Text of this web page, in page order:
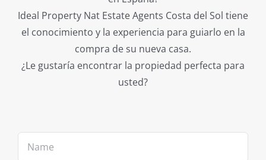
Ideal Property Nat Estate Agents Costa del Sol tiene
el conocimiento y la experiencia para guiarlo en la
compra de su nueva casa.
¿Le gustaría encontrar la propiedad perfecta para
usted?